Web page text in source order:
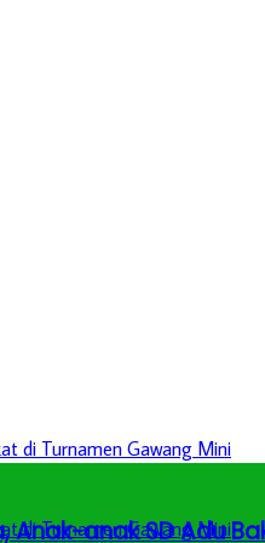
anak SD Adu